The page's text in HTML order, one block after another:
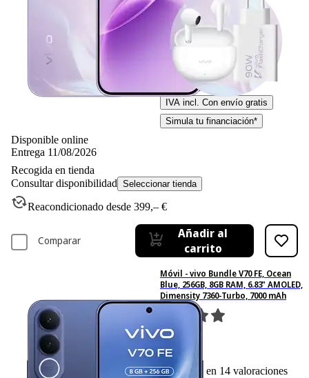
Ficha técnica
-6%
449,– €449,00€
419,– €419,00€
IVA incl. Con envío gratis
Simula tu financiación*
Disponible online
Entrega 11/08/2026
Recogida en tienda
Consultar disponibilidad Seleccionar tienda
Reacondicionado desde 399,– €
Comparar
Añadir al
carrito
Móvil - vivo Bundle V70 FE, Ocean
Blue, 256GB, 8GB RAM, 6.83" AMOLED,
Dimensity 7360-Turbo, 7000 mAh
14Basado en 14 valoraciones